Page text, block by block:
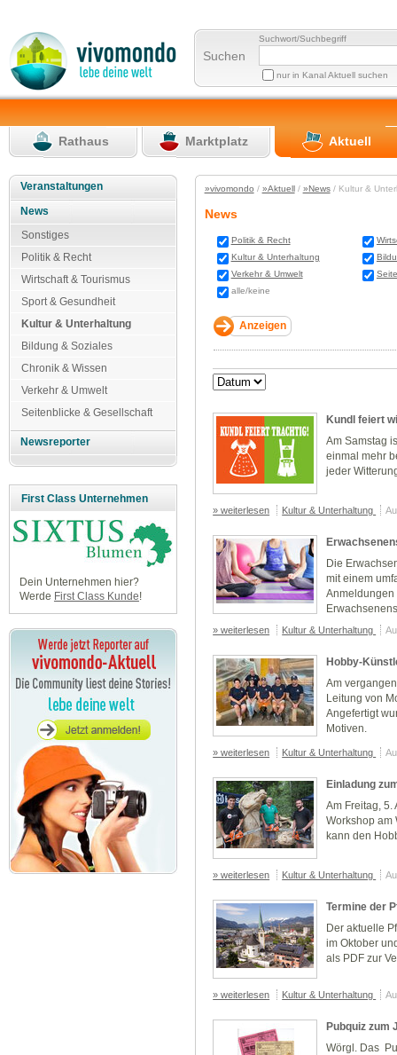
Suchen
Suchwort/Suchbegriff
nur in Kanal Aktuell suchen
Rathaus Marktplatz Aktuell
Veranstaltungen
News
Sonstiges
Politik & Recht
Wirtschaft & Tourismus
Sport & Gesundheit
Kultur & Unterhaltung
Bildung & Soziales
Chronik & Wissen
Verkehr & Umwelt
Seitenblicke & Gesellschaft
Newsreporter
First Class Unternehmen
Dein Unternehmen hier?
Werde First Class Kunde!
»vivomondo / »Aktuell/ »News/ Kultur &
News
Politik & Recht
Kultur & Unterhaltung
Verkehr & Umwelt
alle/keine
Kundl feiert
Am Samstag
einmal mehr
jeder
» weiterlesen Kultur & Unterhaltung
Die
mit einem
Anmeldungen
» weiterlesen Kultur & Unterhaltung
Hobby-
Am
Leitung von
Angefertigt
Motiven.
» weiterlesen Kultur & Unterhaltung
Einladung
Am Freitag, 5.
Workshop am
kann den
» weiterlesen Kultur & Unterhaltung
Termine der
Der aktuelle
im Oktober
als PDF zur
» weiterlesen Kultur & Unterhaltung
Pubquiz zum
Wörgl. Das